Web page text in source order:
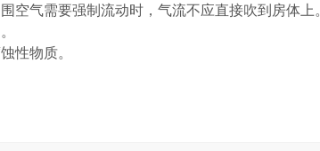
空气需要强制流动时，气流不应直接吹到房体上
性物质。